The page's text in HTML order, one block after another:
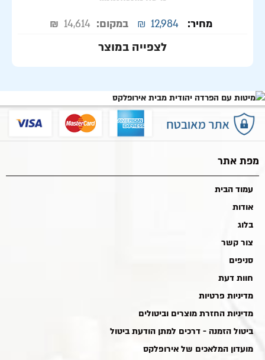
מחיר: 12,984
₪ במקום: 14,614
₪
לצפייה במוצר
מפת אתר
עמוד הבית
אודות
בלוג
צור קשר
סניפים
חוות דעת
מדיניות פרטיות
מדיניות החזרת מוצרים וביטולים
ביטול הזמנה - דרכים למתן הודעת ביטול
מועדון המלאכים של אירופלקס